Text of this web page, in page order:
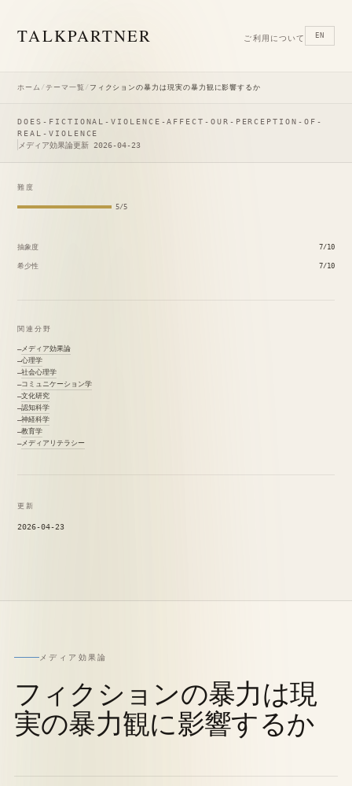
TALKPARTNER ご利用について EN
ホーム /テーマ一覧/ フィクションの暴力は現実の暴力観に影響するか
DOES-FICTIONAL-VIOLENCE-AFFECT-OUR-PERCEPTION-OF-
REAL-VIOLENCE
メディア効果論更新 2026-04-23
難度
5/5
抽象度 7/10
希少性 7/10
関連分野
メディア効果論
心理学
社会心理学
コミュニケーション学
文化研究
認知科学
神経科学
教育学
メディアリテラシー
更新
2026-04-23
メディア効果論
フィクションの暴力は現
実の暴力観に影響するか